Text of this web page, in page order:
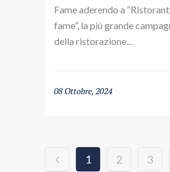
Fame aderendo a
fame”, la più grande
della ristorazione...
08 Ottobre, 2024
1 2 3